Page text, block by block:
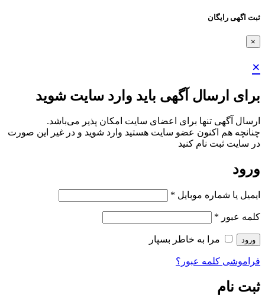
ثبت اگهی رایگان
×
×
برای ارسال آگهی باید وارد سایت شوید
ارسال آگهی تنها برای اعضای سایت امکان پذیر می‌باشد.
چنانچه هم‌ اکنون عضو سایت هستید وارد شوید و در غیر این صورت
در سایت ثبت نام کنید
ورود
ایمیل یا شماره موبایل *
کلمه عبور *
ورود مرا به خاطر بسپار
فراموشی کلمه عبور؟
ثبت نام